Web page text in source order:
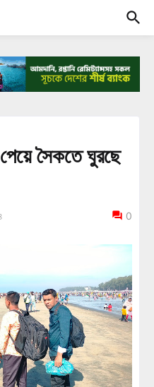
সৈকতে ঘুরছে
0